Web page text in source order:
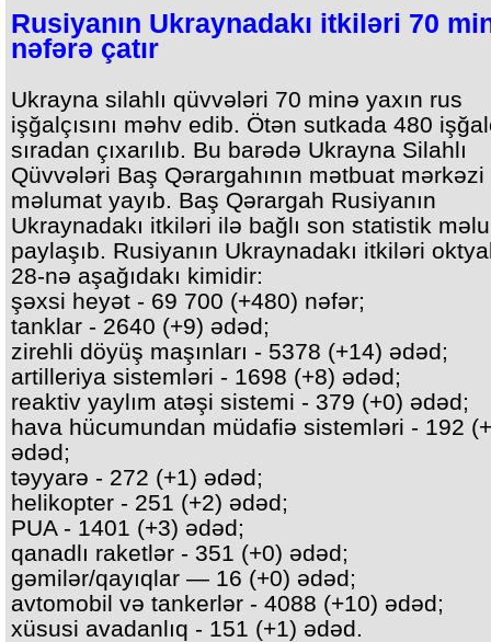
Rusiyanın Ukraynadakı itkiləri 70
nəfərə çatır
Ukrayna silahlı qüvvələri 70 minə yaxın rus
işğalçısını məhv edib. Ötən sutkada 480
sıradan çıxarılıb. Bu barədə Ukrayna Silahlı
Qüvvələri Baş Qərargahının mətbuat mərkəzi
məlumat yayıb. Baş Qərargah Rusiyanın
Ukraynadakı itkiləri ilə bağlı son statistik
paylaşıb. Rusiyanın Ukraynadakı itkiləri
28-nə aşağıdakı kimidir:
şəxsi heyət - 69 700 (+480) nəfər;
tanklar - 2640 (+9) ədəd;
zirehli döyüş maşınları - 5378 (+14) ədəd;
artilleriya sistemləri - 1698 (+8) ədəd;
reaktiv yaylım atəşi sistemi - 379 (+0) ədəd;
hava hücumundan müdafiə sistemləri - 192
ədəd;
təyyarə - 272 (+1) ədəd;
helikopter - 251 (+2) ədəd;
PUA - 1401 (+3) ədəd;
qanadlı raketlər - 351 (+0) ədəd;
gəmilər/qayıqlar — 16 (+0) ədəd;
avtomobil və tankerlər - 4088 (+10) ədəd;
xüsusi avadanlıq - 151 (+1) ədəd.